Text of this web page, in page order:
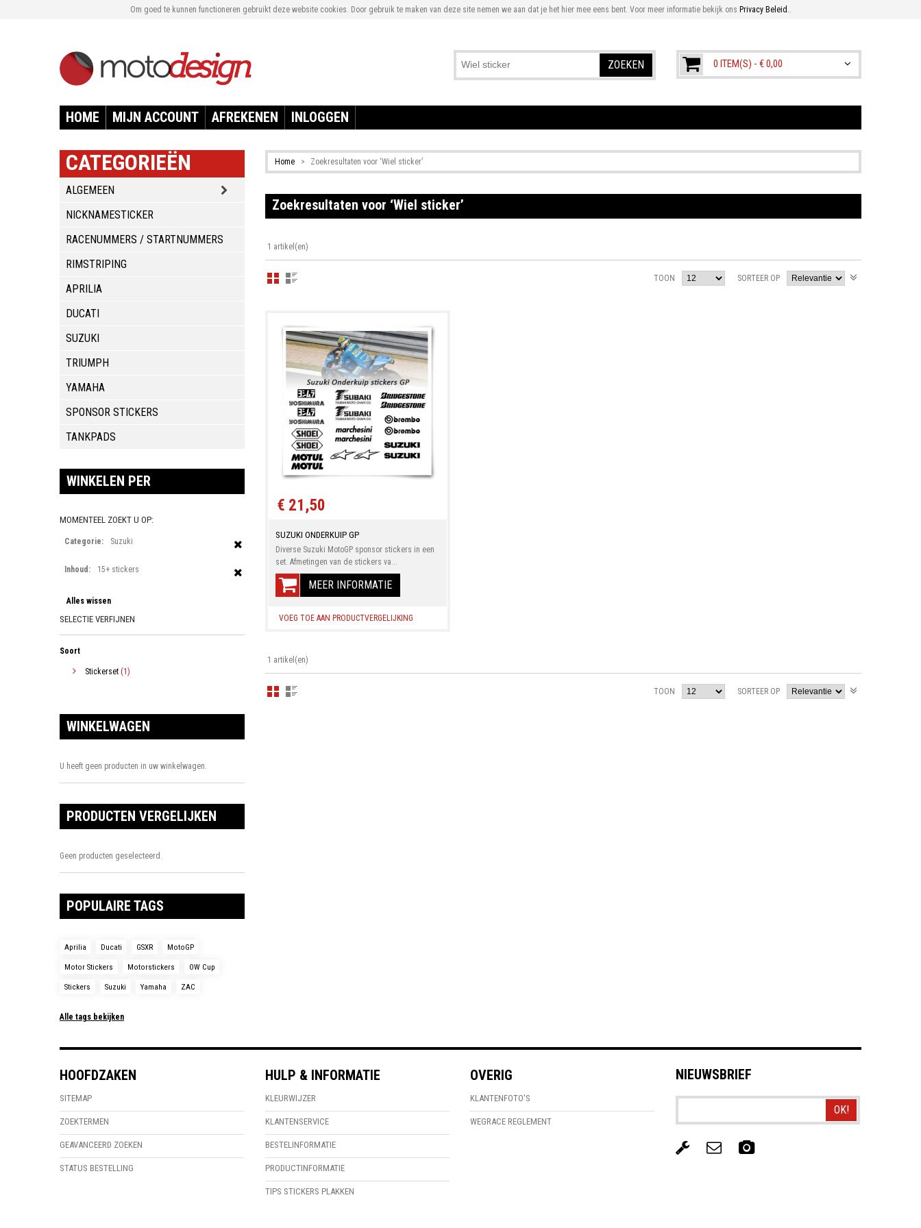
Om goed te kunnen functioneren gebruikt deze website cookies. Door gebruik te maken van deze site nemen we aan dat je het hier mee eens bent. Voor meer informatie bekijk ons Privacy Beleid..
0 ITEM(S) - € 0,00
ZOEKEN
HOME MIJN ACCOUNT AFREKENEN INLOGGEN
Home > Zoekresultaten voor ‘Wiel sticker’
Zoekresultaten voor ‘Wiel sticker’
1 artikel(en)
SORTEER OP
TOON
€ 21,50
SUZUKI ONDERKUIP GP
Diverse Suzuki MotoGP sponsor stickers in een
set. Afmetingen van de stickers va...
MEER INFORMATIE
VOEG TOE AAN PRODUCTVERGELIJKING
1 artikel(en)
SORTEER OP
TOON
CATEGORIEËN
ALGEMEEN
NICKNAMESTICKER
RACENUMMERS / STARTNUMMERS
RIMSTRIPING
APRILIA
DUCATI
SUZUKI
TRIUMPH
YAMAHA
SPONSOR STICKERS
TANKPADS
WINKELEN PER
MOMENTEEL ZOEKT U OP:
Categorie: Suzuki
Inhoud: 15+ stickers
Alles wissen
SELECTIE VERFIJNEN
Soort
Stickerset (1)
WINKELWAGEN
U heeft geen producten in uw winkelwagen.
PRODUCTEN VERGELIJKEN
Geen producten geselecteerd.
POPULAIRE TAGS
Aprilia Ducati GSXR MotoGP
Motor Stickers Motorstickers OW Cup
Stickers Suzuki Yamaha ZAC
Alle tags bekijken
HOOFDZAKEN
SITEMAP
ZOEKTERMEN
GEAVANCEERD ZOEKEN
STATUS BESTELLING
HULP & INFORMATIE
KLEURWIJZER
KLANTENSERVICE
BESTELINFORMATIE
PRODUCTINFORMATIE
TIPS STICKERS PLAKKEN
OVERIG
KLANTENFOTO'S
WEGRACE REGLEMENT
NIEUWSBRIEF
OK!